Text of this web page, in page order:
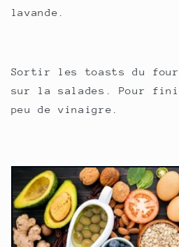
lavande.
Sortir les toasts du four
sur la salades. Pour
peu de vinaigre.